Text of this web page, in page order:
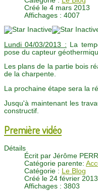
Créé le 4 mars 2013
Affichages : 4007
Lundi 04/03/2013 : La
pose du capteur
Les plans de la partie bois
de la charpente.
La prochaine étape sera la
Jusqu'à maintenant les
constructif.
Première vidéo
Détails
Écrit par Jérôme
Catégorie parente:
Catégorie : Le Blog
Créé le 24 février 2013
Affichages : 3803